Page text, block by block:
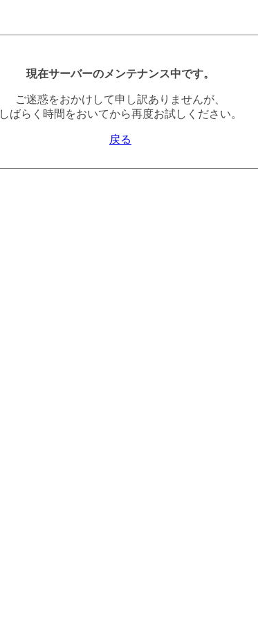
現在サーバーのメンテナンス中です。
ご迷惑をおかけして申し訳ありませんが、
しばらく時間をおいてから再度お試しください。
戻る